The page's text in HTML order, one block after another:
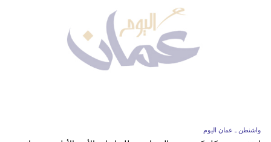
واشنطن ـ عمان اليوم